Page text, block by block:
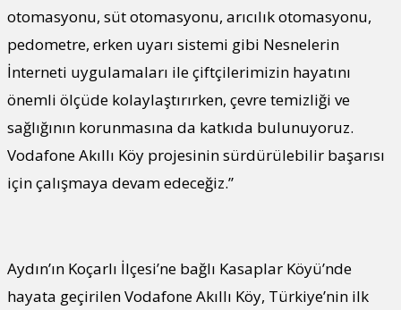
otomasyonu, süt otomasyonu, arıcılık otomasyonu,
pedometre, erken uyarı sistemi gibi Nesnelerin
İnterneti uygulamaları ile çiftçilerimizin hayatını
önemli ölçüde kolaylaştırırken, çevre temizliği ve
sağlığının korunmasına da katkıda bulunuyoruz.
Vodafone Akıllı Köy projesinin sürdürülebilir başarısı
için çalışmaya devam edeceğiz.”
Aydın’ın Koçarlı İlçesi’ne bağlı Kasaplar Köyü’nde
hayata geçirilen Vodafone Akıllı Köy, Türkiye’nin ilk